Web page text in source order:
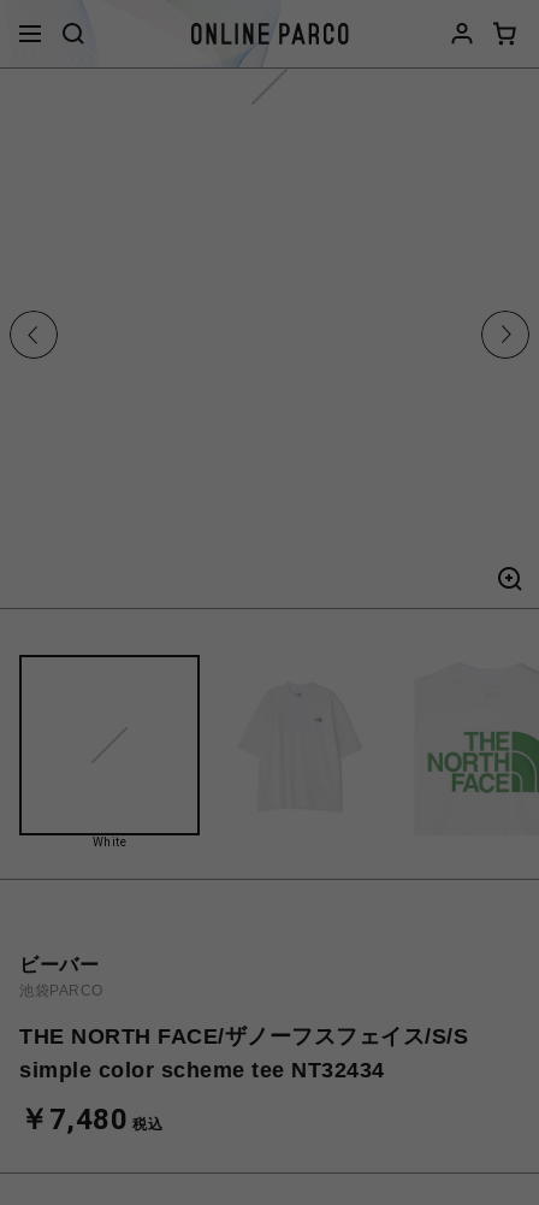
White
ビーバー
池袋PARCO
THE NORTH FACE/ザノーフスフェイス/S/S
simple color scheme tee NT32434
￥7,480 税込